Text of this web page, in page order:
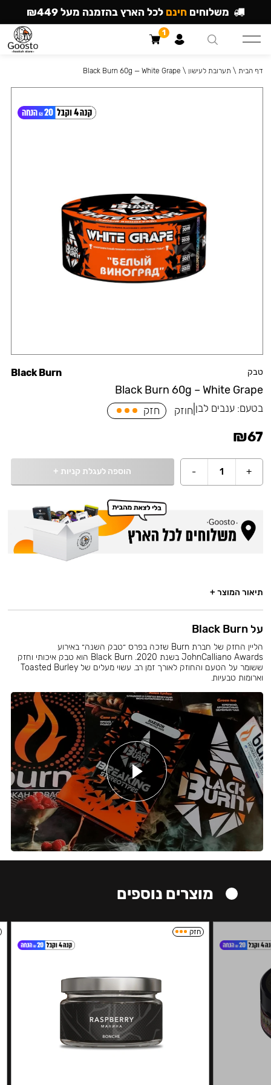
טבק
Black Burn 60g – White Grape
Black Burn
בטעם:ענבים לבן חוזק חזק
₪67
+
1
- הוספה לעגלת קניות +
דף הבית \ תערובת לעישון \
Black Burn 60g — White Grape
תיאור המוצר +
על Black Burn
הליין החזק של חברת Burn שזכה בפרס ״טבק השנה״ באירוע
JohnCalliano Awards בשנת 2020. Black Burn הוא טבק איכותי וחזק
ששומר על הטעם והחוזק לאורך זמן רב. עשוי מעלים של Toasted Burley
וארומות טבעיות.
מוצרים נוספים
חזק
משלוחים חינם לכל הארץ בהזמנה מעל ₪449
1